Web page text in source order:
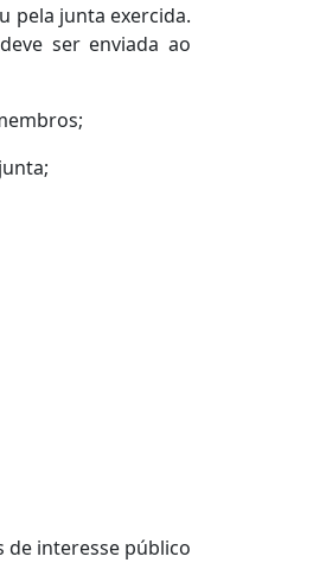
pela junta exercida.
ser enviada ao
de interesse público